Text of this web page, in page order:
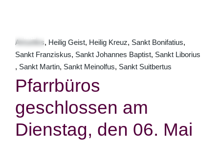
Aktuelles Heilig Geist Heilig Kreuz Sankt Bonifatius
Sankt Franziskus Sankt Johannes Baptist Sankt Liborius
Sankt Martin Sankt Meinolfus Sankt Suitbertus
Pfarrbüros
geschlossen am
Dienstag, den 06. Mai